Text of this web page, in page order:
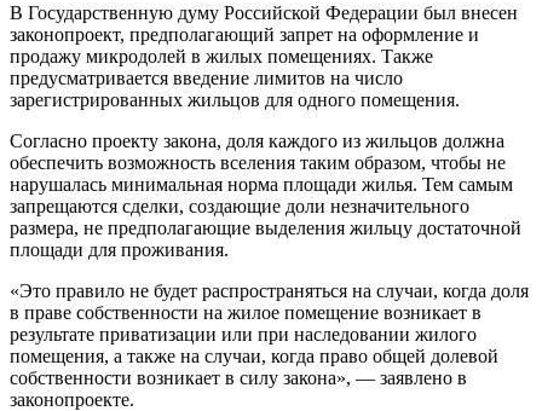
В Государственную думу Российской Федерации был внесен
законопроект, предполагающий запрет на оформление и
продажу микродолей в жилых помещениях. Также
предусматривается введение лимитов на число
зарегистрированных жильцов для одного помещения.
Согласно проекту закона, доля каждого из жильцов должна
обеспечить возможность вселения таким образом, чтобы не
нарушалась минимальная норма площади жилья. Тем самым
запрещаются сделки, создающие доли незначительного
размера, не предполагающие выделения жильцу достаточной
площади для проживания.
«Это правило не будет распространяться на случаи, когда доля
в праве собственности на жилое помещение возникает в
результате приватизации или при наследовании жилого
помещения, а также на случаи, когда право общей долевой
собственности возникает в силу закона», — заявлено в
законопроекте.